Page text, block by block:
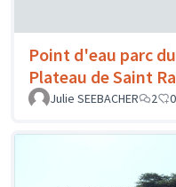
Point d'eau parc
Plateau de Saint
Julie SEEBACHER
2 0